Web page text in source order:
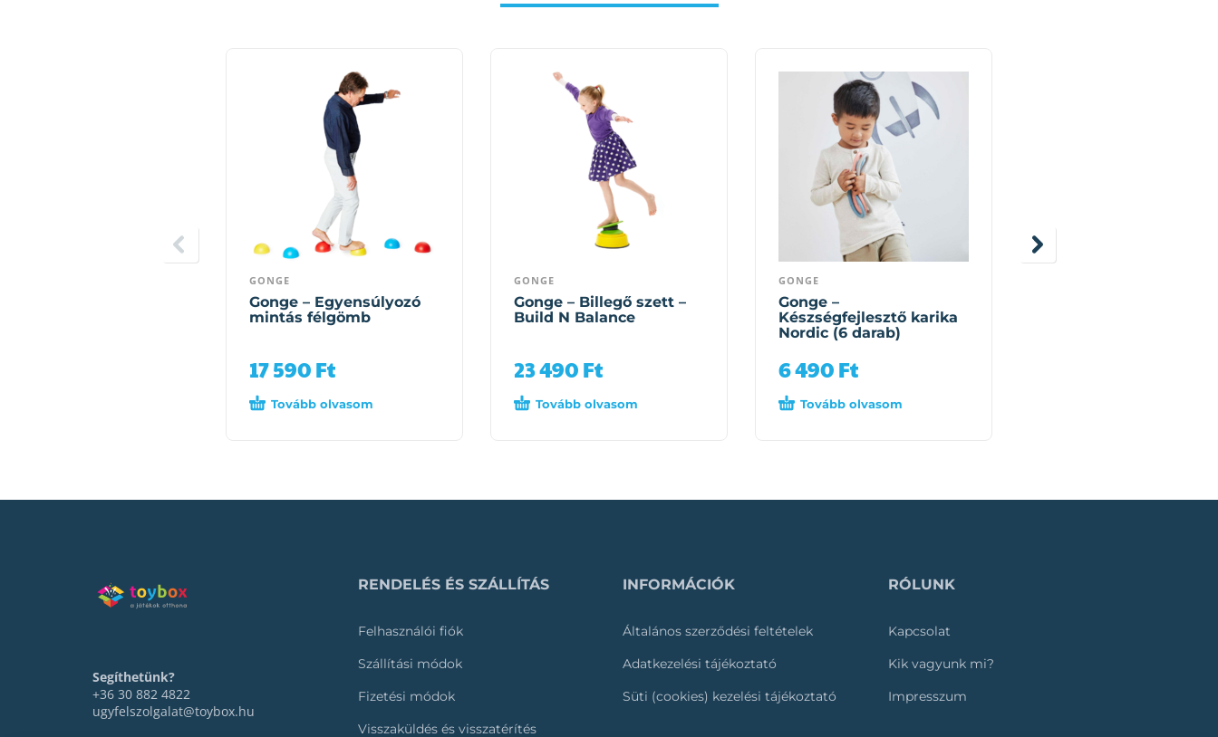
GONGE
Gonge – Egyensúlyozó
mintás félgömb
17 590Ft
Tovább olvasom
GONGE
Gonge – Billegő szett –
Build N Balance
23 490Ft
Tovább olvasom
GONGE
Gonge –
Készségfejlesztő karika
Nordic (6 darab)
6 490Ft
Tovább olvasom
Segíthetünk?
+36 30 882 4822
ugyfelszolgalat@toybox.hu
RENDELÉS ÉS SZÁLLÍTÁS
Felhasználói fiók
Szállítási módok
Fizetési módok
Visszaküldés és visszatérítés
INFORMÁCIÓK
Általános szerződési feltételek
Adatkezelési tájékoztató
Süti (cookies) kezelési tájékoztató
RÓLUNK
Kapcsolat
Kik vagyunk mi?
Impresszum